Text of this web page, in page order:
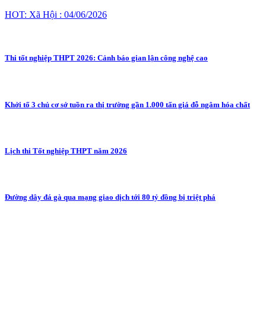
HOT: Xã Hội : 04/06/2026
Thi tốt nghiệp THPT 2026: Cảnh báo gian lận công nghệ cao
Khởi tố 3 chủ cơ sở tuồn ra thị trường gần 1.000 tấn giá đỗ ngâm hóa chất
Lịch thi Tốt nghiệp THPT năm 2026
Đường dây đá gà qua mạng giao dịch tới 80 tỷ đồng bị triệt phá